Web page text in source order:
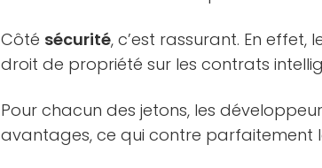
Côté sécurité, c’est rassurant. En
droit de propriété sur les contrats
Pour chacun des jetons, les
avantages, ce qui contre parfaitement